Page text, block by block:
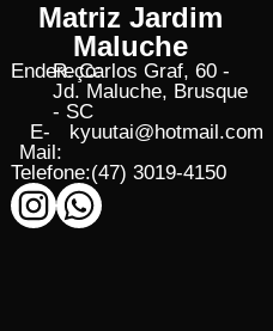
Matriz Jardim
Maluche
Endereço:
R. Carlos Graf, 60 -
Jd. Maluche, Brusque
- SC
E-
Mail:
kyuutai@hotmail.com
Telefone:(47) 3019-4150